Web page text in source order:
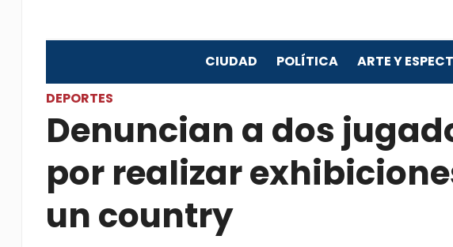
CIUDAD POLÍTICA ARTE Y
DEPORTES
Denuncian a dos
por realizar
un country